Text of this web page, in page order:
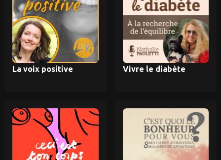
La voix positive Vivre le diabète